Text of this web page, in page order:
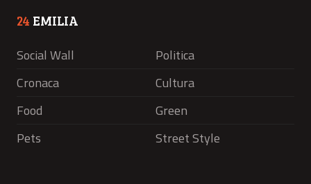
24 EMILIA
Social Wall
Politica
Cronaca
Cultura
Food
Green
Pets
Street Style